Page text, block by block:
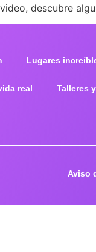
descubre
Lugares
real Talleres
Aviso